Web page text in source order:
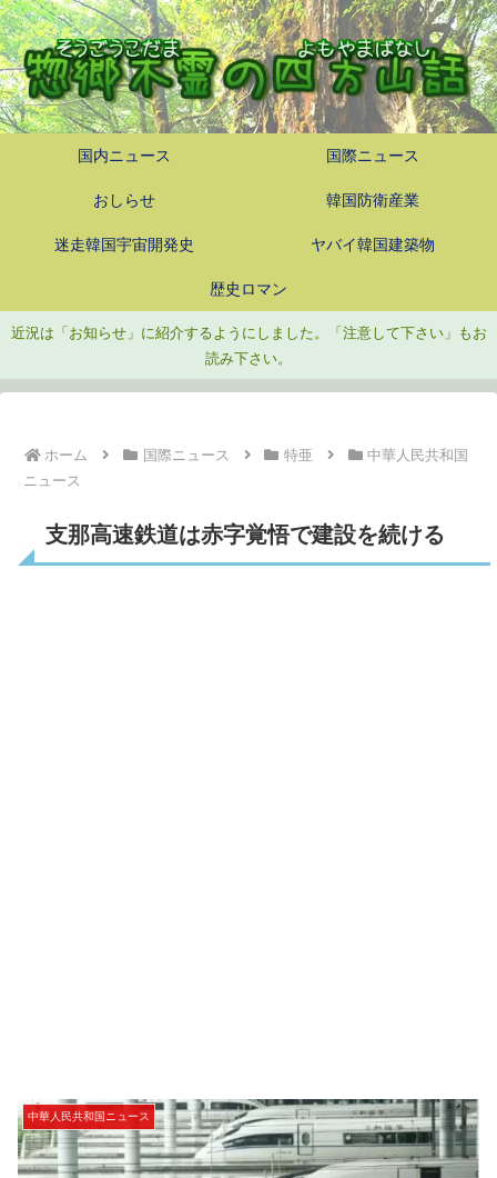
国内ニュース 国際ニュース
おしらせ 韓国防衛産業
迷走韓国宇宙開発史 ヤバイ韓国建築物
歴史ロマン
近況は「お知らせ」に紹介するようにしました。「注意して下さい」もお
読み下さい。
ホーム 国際ニュース 特亜
中華人民共和国
ニュース
支那高速鉄道は赤字覚悟で建設を続ける
中華人民共和国ニュース